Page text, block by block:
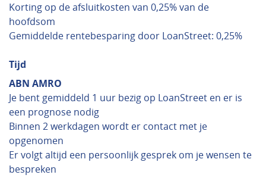
Korting op de afsluitkosten van 0,25% van de
hoofdsom
Gemiddelde rentebesparing door LoanStreet: 0,25%
Tijd
ABN AMRO
Je bent gemiddeld 1 uur bezig op LoanStreet en er is
een prognose nodig
Binnen 2 werkdagen wordt er contact met je
opgenomen
Er volgt altijd een persoonlijk gesprek om je wensen te
bespreken